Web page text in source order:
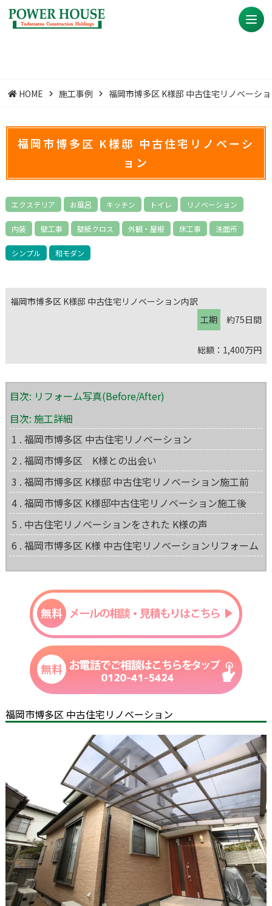
HOME 施工事例 福岡市博多区 K様邸 中古住宅リノベーシ
福岡市博多区 K様邸 中古住宅リノベーシ
ョン
エクステリア お風呂 キッチン トイレ リノベーション
内装 壁工事 壁紙クロス 外観・屋根 床工事 洗面所
シンプル 和モダン
福岡市博多区 K様邸 中古住宅リノベーション内訳
工期
約75日間
総額：1,400万円
目次: リフォーム写真(Before/After)
目次: 施工詳細
1 . 福岡市博多区 中古住宅リノベーション
2 . 福岡市博多区 K様との出会い
3 . 福岡市博多区 K様邸 中古住宅リノベーション施工前
4 . 福岡市博多区 K様邸中古住宅リノベーション施工後
5 . 中古住宅リノベーションをされた K様の声
6 . 福岡市博多区 K様 中古住宅リノベーションリフォーム
福岡市博多区 中古住宅リノベーション